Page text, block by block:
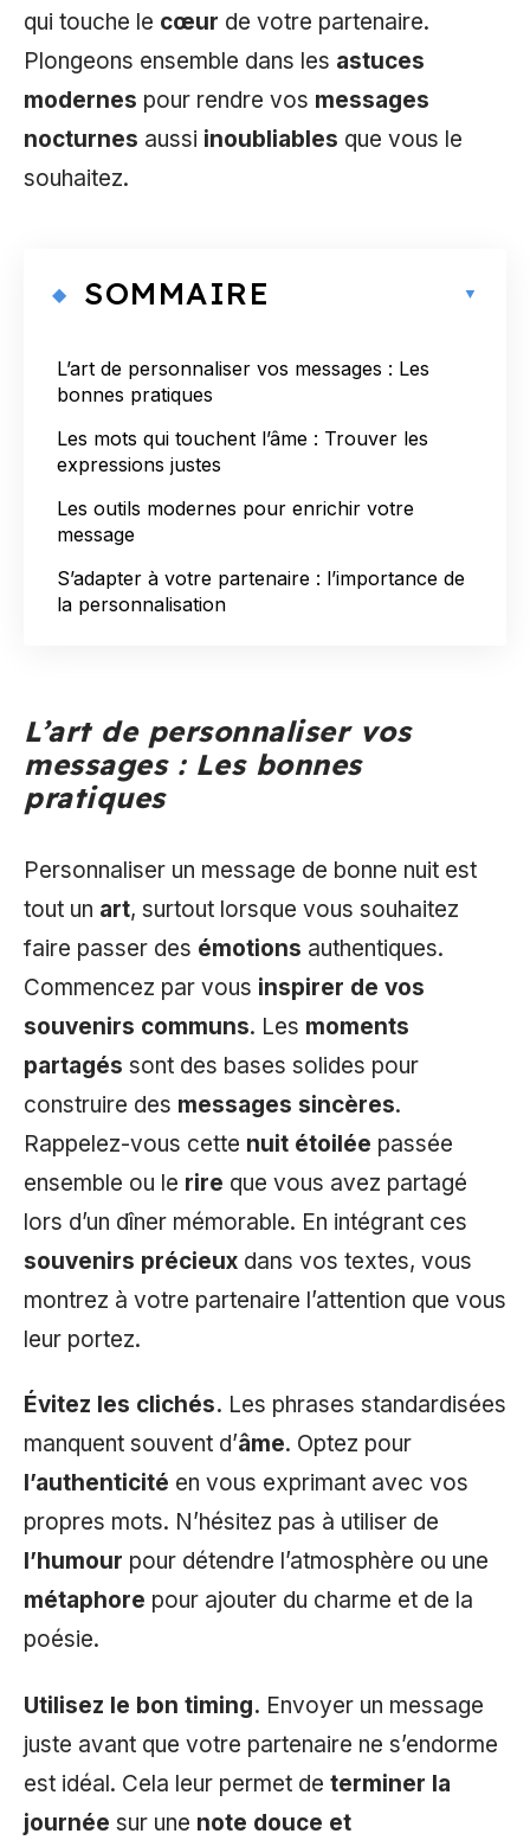
qui touche le cœur de votre partenaire.
Plongeons ensemble dans les astuces
modernes pour rendre vos messages
nocturnes aussi inoubliables que vous le
souhaitez.
SOMMAIRE
L’art de personnaliser vos messages : Les
bonnes pratiques
Les mots qui touchent l’âme : Trouver les
expressions justes
Les outils modernes pour enrichir votre
message
S’adapter à votre partenaire : l’importance de
la personnalisation
L’art de personnaliser vos
messages : Les bonnes
pratiques
Personnaliser un message de bonne nuit est
tout un art, surtout lorsque vous souhaitez
faire passer des émotions authentiques.
Commencez par vous inspirer de vos
souvenirs communs. Les moments
partagés sont des bases solides pour
construire des messages sincères.
Rappelez-vous cette nuit étoilée passée
ensemble ou le rire que vous avez partagé
lors d’un dîner mémorable. En intégrant ces
souvenirs précieux dans vos textes, vous
montrez à votre partenaire l’attention que vous
leur portez.
Évitez les clichés. Les phrases standardisées
manquent souvent d’âme. Optez pour
l’authenticité en vous exprimant avec vos
propres mots. N’hésitez pas à utiliser de
l’humour pour détendre l’atmosphère ou une
métaphore pour ajouter du charme et de la
poésie.
Utilisez le bon timing. Envoyer un message
juste avant que votre partenaire ne s’endorme
est idéal. Cela leur permet de terminer la
journée sur une note douce et